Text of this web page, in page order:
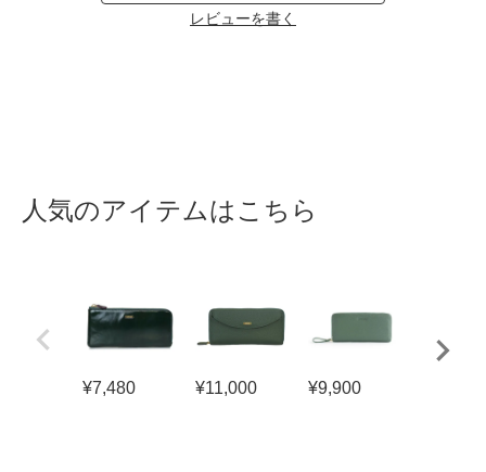
レビューを書く
人気のアイテムはこちら
¥7,480 ¥11,000 ¥9,900